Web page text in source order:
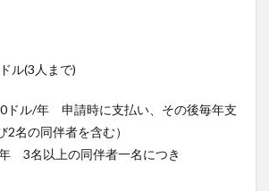
ル(3人まで)
ドル/年 申請時に支払い、その後毎年支
名の同伴者を含む）
3名以上の同伴者一名につき